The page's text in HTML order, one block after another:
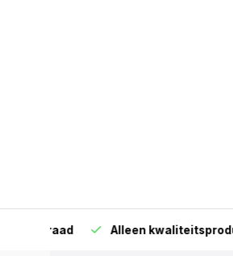
Alleen kwaliteitsproducten